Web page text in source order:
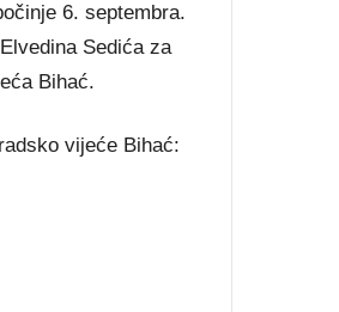
6. septembra.
Sedića za
Bihać.
vijeće Bihać: